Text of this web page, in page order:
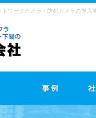
ワークカメラ・防犯カメラの導入